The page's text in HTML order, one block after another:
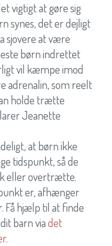
vigtigt at gøre sig
synes, det er dejligt
sjovere at være
børn indrettet
vil kæmpe imod
adrenalin, som reelt
holde trætte
Jeanette
at børn ikke
tidspunkt, så de
eller overtrætte.
er, afhænger
Få hjælp til at finde
barn viadet
.